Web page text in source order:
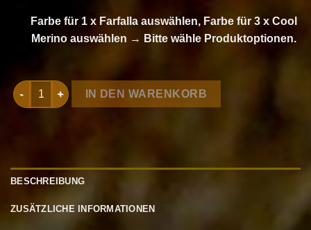
Farbe für 1 x Farfalla auswählen, Farbe für 3 x Cool
Merino auswählen → Bitte wähle Produktoptionen.
Strickset Stola Im Webmuster aus Farfalla und Cool Merino
IN DEN WARENKORB
BESCHREIBUNG
ZUSÄTZLICHE INFORMATIONEN